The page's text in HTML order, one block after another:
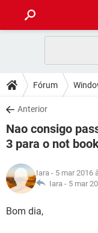
CELULAR
OUTLOOK
INSTAGRAM
GUIA DE COMPRAS
DICAS
JOGOS
OUTLOOK
GUIA DE COMPRAS
DOWNLOADS
JOGOS
CELULAR
OUTLOOK
INSTAGRAM
GUIA DE COMPRAS
FÓRUM
CELULAR
GLOSSÁRIO
JOGOS
CELULAR
Fórum
Anterior
Nao consigo
3 para o not
Iara - 5 mar 2016
Iara - 5 mar
Bom dia,